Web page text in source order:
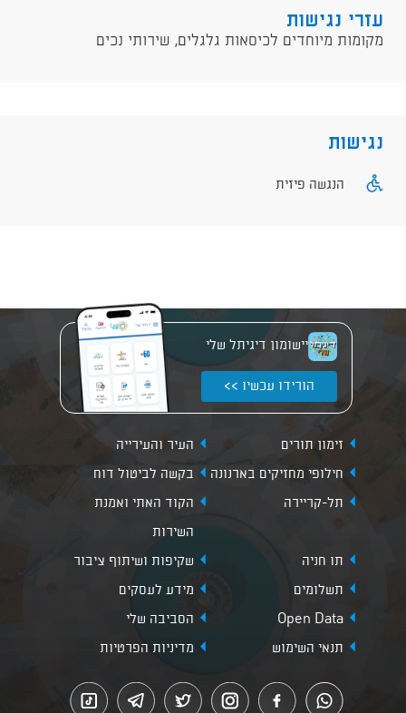
עזרי נגישות
מקומות מיוחדים לכיסאות גלגלים, שירותי נכים
נגישות
הנגשה פיזית
יישומון דיגיתל שלי
הורידו עכשיו >>
זימון תורים
העיר והעירייה
חילופי מחזיקים בארנונה
בקשה לביטול דוח
תל-קריירה
הקוד האתי ואמנת
השירות
תו חניה
שקיפות ושיתוף ציבור
תשלומים
מידע לעסקים
Open Data
הסביבה שלי
תנאי השימוש
מדיניות הפרטיות